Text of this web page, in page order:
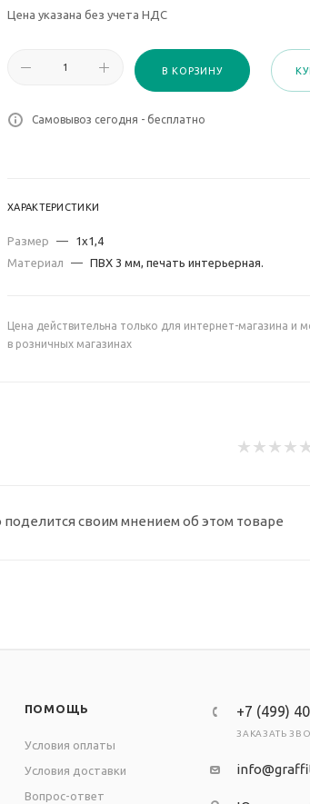
Цена указана без учета НДС
В КОРЗИНУ
Самовывоз сегодня - бесплатно
ХАРАКТЕРИСТИКИ
Размер —
1х1,4
Материал
— ПВХ 3 мм, печать интерьерная.
Цена действительна только для интернет-магазина и
в розничных магазинах
своим мнением об этом товаре
ПОМОЩЬ
Условия оплаты
Условия доставки
Вопрос-ответ
+7 (499)
ЗАКАЗАТЬ